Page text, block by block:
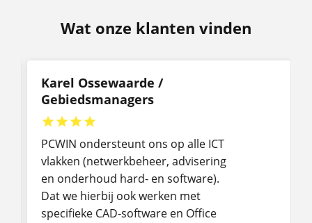
Wat onze klanten vinden
Karel Ossewaarde /
Gebiedsmanagers

PCWIN ondersteunt ons op alle ICT
vlakken (netwerkbeheer, advisering
en onderhoud hard- en software).
Dat we hierbij ook werken met
specifieke CAD-software en Office